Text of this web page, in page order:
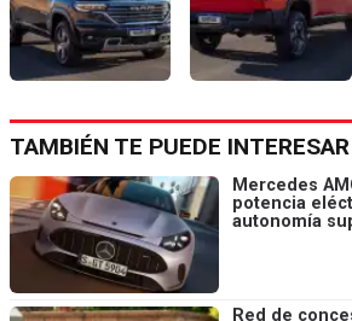
TAMBIÉN TE PUEDE INTERESAR
Mercedes
potencia
autonomía
Red de